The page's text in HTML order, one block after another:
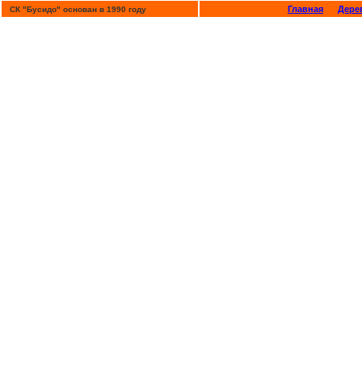
СК "Бусидо" основан в 1990 году Главная